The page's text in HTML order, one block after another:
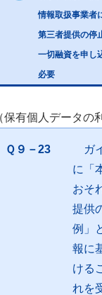
情報取扱事業者
第三者提供の停
一切融資を申し
必要
保有個人データの
Ｑ９－23
ガ
に「
おそ
提供
例」
報に
ける
れを